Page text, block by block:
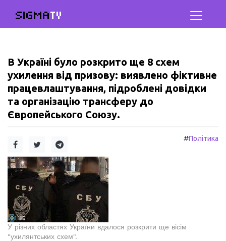
SIGMATV
В Україні було розкрито ще 8 схем
ухилення від призову: виявлено фіктивне
працевлаштування, підроблені довідки
та організацію трансферу до
Європейського Союзу.
#Політика
У різних областях України вдалося розкрити ще вісім
"ухилянтських схем".